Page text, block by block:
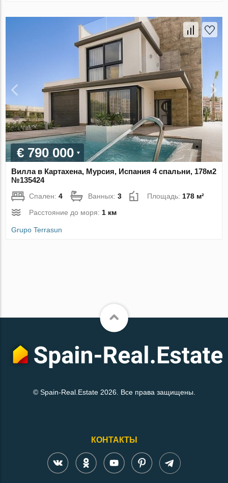
€ 790 000
Вилла в Картахена, Мурсия, Испания 4 спальни, 178м2
№135424
Спален:4 Ванных:3 Площадь: 178 м²
Расстояние до моря: 1 км
Grupo Terrasun
© Spain-Real.Estate 2026. Все права защищены.
КОНТАКТЫ